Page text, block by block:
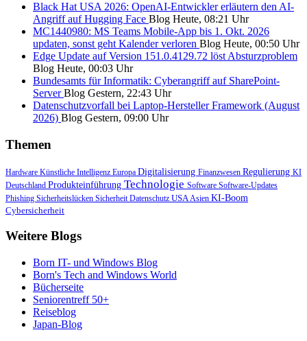
Black Hat USA 2026: OpenAI-Entwickler erläutern den AI-
Angriff auf Hugging Face Blog Heute, 08:21 Uhr
MC1440980: MS Teams Mobile-App bis 1. Okt. 2026
updaten, sonst geht Kalender verloren Blog Heute, 00:50 Uhr
Edge Update auf Version 151.0.4129.72 löst Absturzproblem
Blog Heute, 00:03 Uhr
Bundesamts für Informatik: Cyberangriff auf SharePoint-
ServerBlog Gestern, 22:43 Uhr
Datenschutzvorfall bei Laptop-Hersteller Framework (August
2026) Blog Gestern, 09:00 Uhr
Themen
Hardware Künstliche Intelligenz Europa Digitalisierung Finanzwesen Regulierung KI
Deutschland Produkteinführung Technologie Software Software-Updates
Phishing Sicherheitslücken Sicherheit Datenschutz USA Asien KI-Boom
Cybersicherheit
Weitere Blogs
Born IT- und Windows Blog
Born's Tech and Windows World
Bücherseite
Seniorentreff 50+
Reiseblog
Japan-Blog